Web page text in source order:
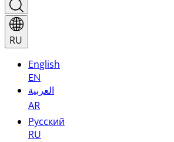
RU
English
EN
العربية
AR
Русский
RU